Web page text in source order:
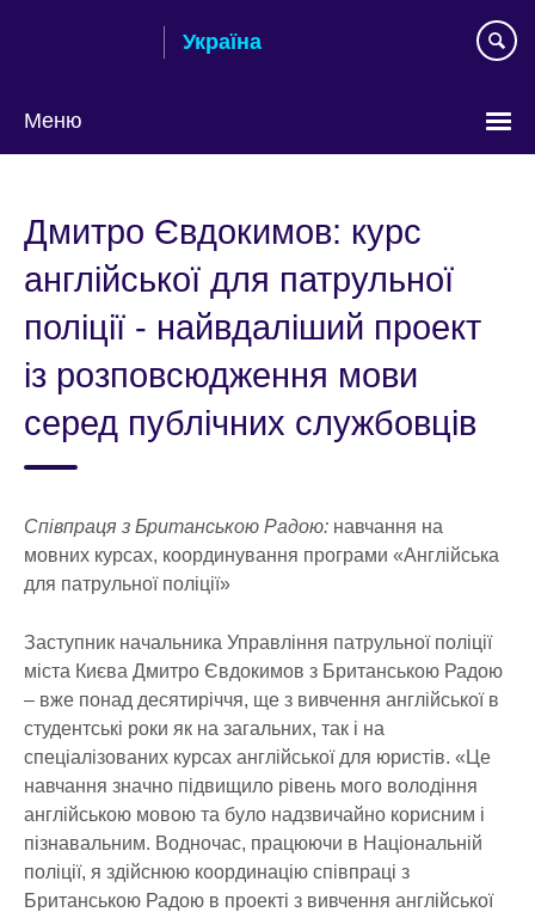
Україна
Меню
language
Дмитро Євдокимов: курс
англійської для патрульної
поліції - найвдаліший проект
із розповсюдження мови
серед публічних службовців
Співпраця з Британською Радою: навчання на
мовних курсах, координування програми «Англійська
для патрульної поліції»
Заступник начальника Управління патрульної поліції
міста Києва Дмитро Євдокимов з Британською Радою
– вже понад десятиріччя, ще з вивчення англійської в
студентські роки як на загальних, так і на
спеціалізованих курсах англійської для юристів. «Це
навчання значно підвищило рівень мого володіння
англійською мовою та було надзвичайно корисним і
пізнавальним. Водночас, працюючи в Національній
поліції, я здійснюю координацію співпраці з
Британською Радою в проекті з вивчення англійської